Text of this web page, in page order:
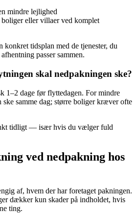
mindre lejlighed
boliger eller villaer ved komplet
tidsplan med de tjenester, du
passer sammen.
skal nedpakningen ske?
1–2 dage før flyttedagen. For mindre
samme dag; større boliger kræver ofte
tidligt — især hvis du vælger fuld
ved nedpakning hos
af, hvem der har foretaget pakningen.
dækker kun skader på indholdet, hvis
ting.